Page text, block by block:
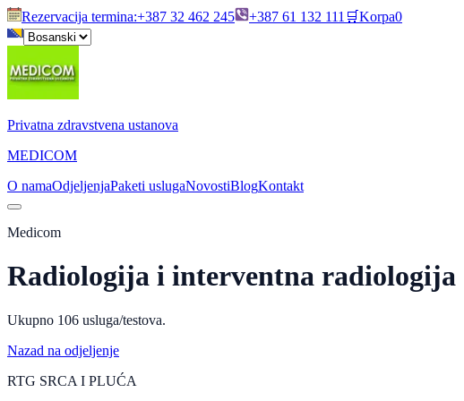
Rezervacija termina:+387 32 462 245 +387 61 132 111 🛒Korpa0
Privatna zdravstvena ustanova
MEDICOM
O namaOdjeljenjaPaketi uslugaNovostiBlogKontakt
Medicom
Radiologija i interventna radiologija
Ukupno 106 usluga/testova.
Nazad na odjeljenje
RTG SRCA I PLUĆA